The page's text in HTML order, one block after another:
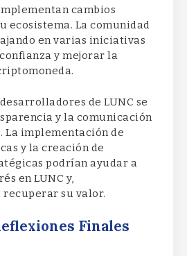
cambios
ecosistema. La comunidad
en varias iniciativas
y mejorar la
de LUNC se
y la comunicación
La implementación de
y la creación de
podrían ayudar a
en LUNC y,
su valor.
Finales